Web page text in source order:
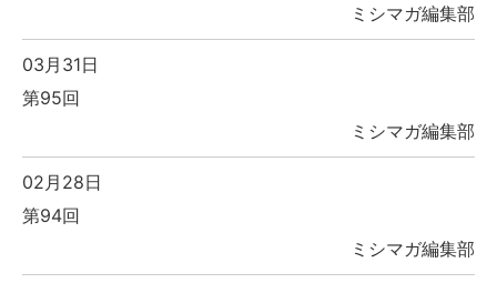
ミシマガ編集部
03月31日
第95回
ミシマガ編集部
02月28日
第94回
ミシマガ編集部